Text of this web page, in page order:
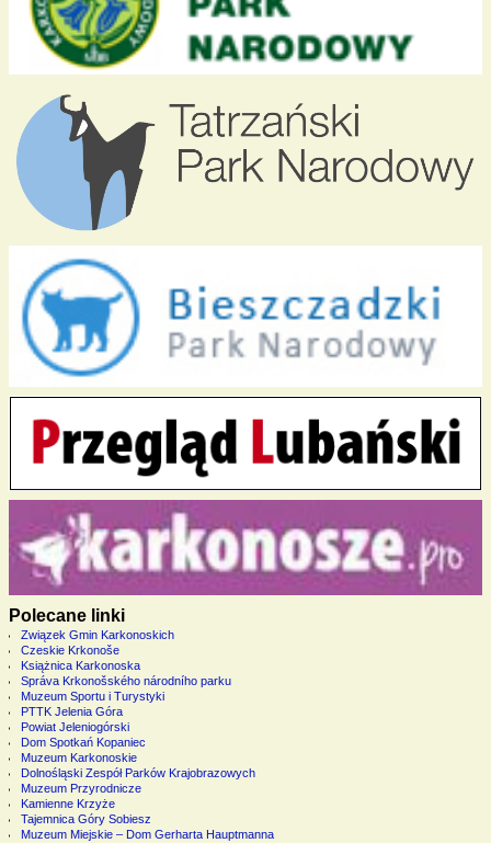
Polecane linki
Związek Gmin Karkonoskich
Czeskie Krkonoše
Książnica Karkonoska
Správa Krkonošského národního parku
Muzeum Sportu i Turystyki
PTTK Jelenia Góra
Powiat Jeleniogórski
Dom Spotkań Kopaniec
Muzeum Karkonoskie
Dolnośląski Zespół Parków Krajobrazowych
Muzeum Przyrodnicze
Kamienne Krzyże
Tajemnica Góry Sobiesz
Muzeum Miejskie – Dom Gerharta Hauptmanna